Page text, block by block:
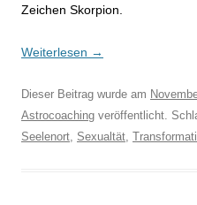
Zeichen Skorpion.
Weiterlesen →
Dieser Beitrag wurde am
Astrocoaching veröffentlicht.
Seelenort, Sexualtät,